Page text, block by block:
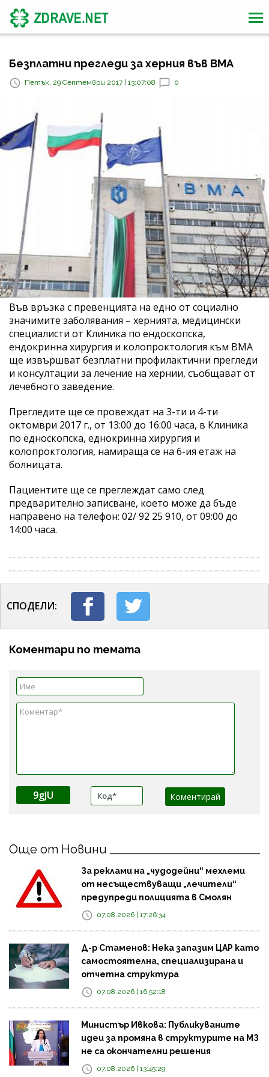
Безплатни прегледи за херния във ВМА
Петък, 29 Септември 2017 | 13:07:08 0
Във връзка с превенцията на едно от социално
значимите заболявания – хернията, медицински
специалисти от Клиника по ендоскопска,
ендокринна хирургия и колопроктология към ВМА
ще извършват безплатни профилактични прегледи
и консултации за лечение на хернии, съобщават от
лечебното заведение.
Прегледите ще се провеждат на 3-ти и 4-ти
октомври 2017 г., от 13:00 до 16:00 часа, в Клиника
по едноскопска, еднокринна хирургия и
колопроктология, намираща се на 6-ия етаж на
болницата.
Пациентите ще се преглеждат само след
предварително записване, което може да бъде
направено на телефон: 02/ 92 25 910, от 09:00 до
14:00 часа.
СПОДЕЛИ:
Коментари по темата
9gJU
Още от Новини
За реклами на „чудодейни“ мехлеми
от несъществуващи „лечители“
предупреди полицията в Смолян
07.08.2026 | 17:26:34
Д-р Стаменов: Нека запазим ЦАР като
самостоятелна, специализирана и
отчетна структура
07.08.2026 | 16:52:18
Министър Ивкова: Публикуваните
идеи за промяна в структурите на МЗ
не са окончателни решения
07.08.2026 | 13:45:29